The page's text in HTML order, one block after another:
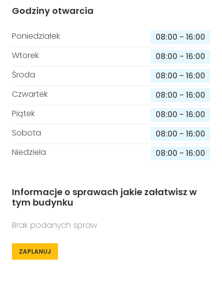
Godziny otwarcia
Poniedziałek 08:00 - 16:00
Wtorek
08:00 - 16:00
Środa
08:00 - 16:00
Czwartek
08:00 - 16:00
Piątek
08:00 - 16:00
Sobota
08:00 - 16:00
Niedziela
08:00 - 16:00
Informacje o sprawach jakie załatwisz w
tym budynku
Brak podanych spraw
ZAPLANUJ